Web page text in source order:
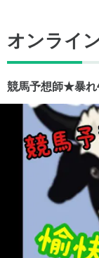
オンライ
競馬予想師★暴れ